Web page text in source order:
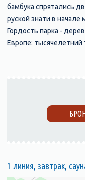
бамбука спрятались
руской знати в начале
Гордость парка -
Европе:
1 линия, завтрак,